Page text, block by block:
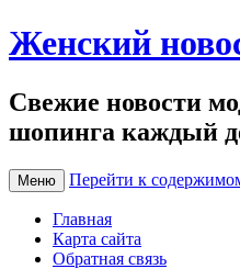
Женский
Свежие новости
шопинга каждый
Меню Перейти к
Главная
Карта сайта
Обратная связь